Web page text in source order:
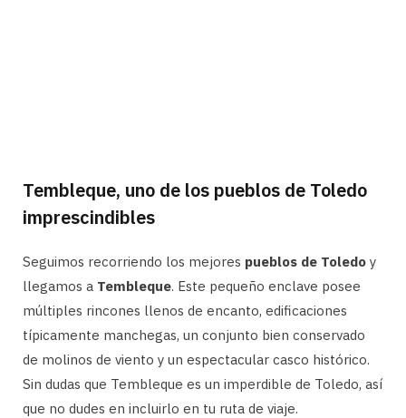
Tembleque, uno de los pueblos de Toledo
imprescindibles
Seguimos recorriendo los mejores pueblos de Toledo y
llegamos a Tembleque. Este pequeño enclave posee
múltiples rincones llenos de encanto, edificaciones
típicamente manchegas, un conjunto bien conservado
de molinos de viento y un espectacular casco histórico.
Sin dudas que Tembleque es un imperdible de Toledo, así
que no dudes en incluirlo en tu ruta de viaje.